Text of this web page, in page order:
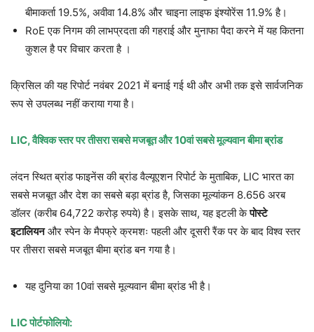
बीमाकर्ता 19.5%, अवीवा 14.8% और चाइना लाइफ इंश्योरेंस 11.9% है।
RoE एक निगम की लाभप्रदता की गहराई और मुनाफा पैदा करने में यह कितना
कुशल है पर विचार करता है ।
क्रिसिल की यह रिपोर्ट नवंबर 2021 में बनाई गई थी और अभी तक इसे सार्वजनिक
रूप से उपलब्ध नहीं कराया गया है।
LIC, वैश्विक स्तर पर तीसरा सबसे मजबूत और 10वां सबसे मूल्यवान बीमा ब्रांड
लंदन स्थित ब्रांड फाइनेंस की ब्रांड वैल्यूएशन रिपोर्ट के मुताबिक, LIC भारत का
सबसे मजबूत और देश का सबसे बड़ा ब्रांड है, जिसका मूल्यांकन 8.656 अरब
डॉलर (करीब 64,722 करोड़ रुपये) है। इसके साथ, यह इटली केपोस्टे
इटालियनऔर स्पेन के मैपफ्रे क्रमशः पहली और दूसरी रैंक पर के बाद विश्व स्तर
पर तीसरा सबसे मजबूत बीमा ब्रांड बन गया है।
यह दुनिया का 10वां सबसे मूल्यवान बीमा ब्रांड भी है।
LIC पोर्टफोलियो: